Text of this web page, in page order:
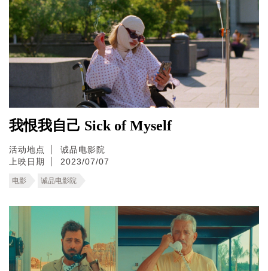
我恨我自己 Sick of Myself
活动地点
诚品电影院
上映日期
2023/07/07
电影 诚品电影院